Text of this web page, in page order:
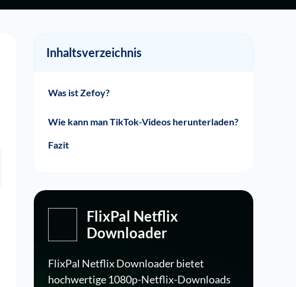
Inhaltsverzeichnis
Was ist Zefoy?
Wie kann man TikTok-Videos herunterladen?
Fazit
FlixPal Netflix
Downloader
FlixPal Netflix Downloader bietet
hochwertige 1080p-Netflix-Downloads